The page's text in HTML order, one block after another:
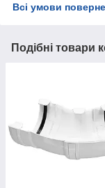
Всі умови
Подібні товари